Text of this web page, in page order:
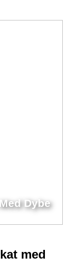
Dybe
med